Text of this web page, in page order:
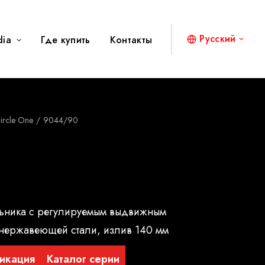
Где купить Контакты Русский
One 9044/90
с регулируемым выдвижным
стали, излив 140 мм
Каталог серии